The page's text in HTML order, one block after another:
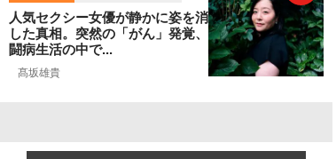
人気セクシー女優が静かに姿を消
した真相。突然の「がん」発覚、
闘病生活の中で...
髙坂雄貴